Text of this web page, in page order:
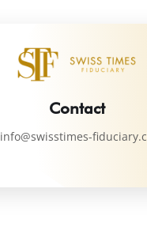
Contact
info@swisstimes-